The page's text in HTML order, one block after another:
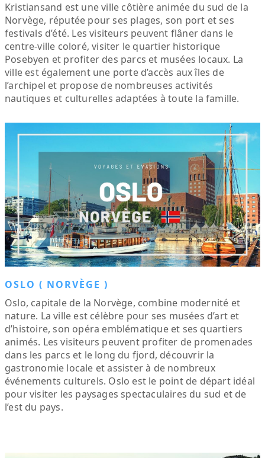
Kristiansand est une ville côtière animée du sud de la
Norvège, réputée pour ses plages, son port et ses
festivals d’été. Les visiteurs peuvent flâner dans le
centre-ville coloré, visiter le quartier historique
Posebyen et profiter des parcs et musées locaux. La
ville est également une porte d’accès aux îles de
l’archipel et propose de nombreuses activités
nautiques et culturelles adaptées à toute la famille.
OSLO ( NORVÈGE )
Oslo, capitale de la Norvège, combine modernité et
nature. La ville est célèbre pour ses musées d’art et
d’histoire, son opéra emblématique et ses quartiers
animés. Les visiteurs peuvent profiter de promenades
dans les parcs et le long du fjord, découvrir la
gastronomie locale et assister à de nombreux
événements culturels. Oslo est le point de départ idéal
pour visiter les paysages spectaculaires du sud et de
l’est du pays.